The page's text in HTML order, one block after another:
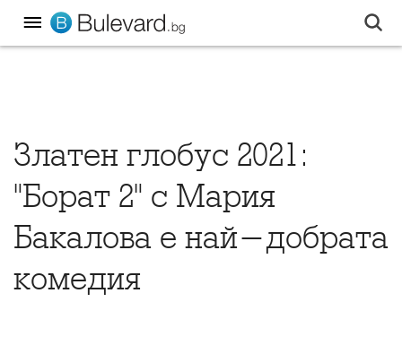
Златен глобус 2021:
"Борат 2" с Мария
Бакалова е най-добрата
комедия